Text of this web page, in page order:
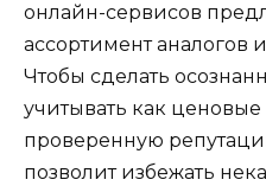
онлайн-сервисов
ассортимент аналогов
Чтобы сделать
учитывать как
проверенную
позволит избежать